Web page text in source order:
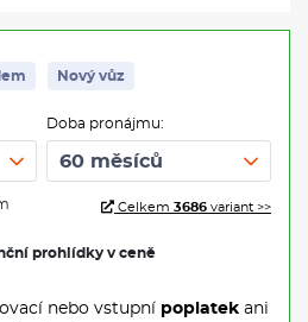
Nový vůz
Doba pronájmu:
Celkem 3686 variant >>
prohlídky v ceně
nebo vstupní poplatekani